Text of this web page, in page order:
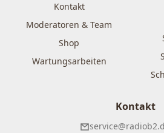
Kontakt
Moderatoren & Team
Shop
Wartungsarbeiten
Kontakt